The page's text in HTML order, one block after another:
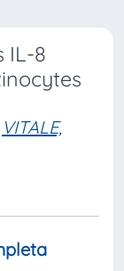
IL-8
VITALE,